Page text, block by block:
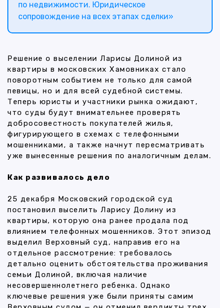
по недвижимости. Юридическое
сопровождение на всех этапах сделки»
Решение о выселении Ларисы Долиной из
квартиры в московских Хамовниках стало
поворотным событием не только для самой
певицы, но и для всей судебной системы.
Теперь юристы и участники рынка ожидают,
что суды будут внимательнее проверять
добросовестность покупателей жилья,
фигурирующего в схемах с телефонными
мошенниками, а также начнут пересматривать
уже вынесенные решения по аналогичным делам.
Как развивалось дело
25 декабря Московский городской суд
постановил выселить Ларису Долину из
квартиры, которую она ранее продала под
влиянием телефонных мошенников. Этот эпизод
выделил Верховный суд, направив его на
отдельное рассмотрение: требовалось
детально оценить обстоятельства проживания
семьи Долиной, включая наличие
несовершеннолетнего ребенка. Однако
ключевые решения уже были приняты самим